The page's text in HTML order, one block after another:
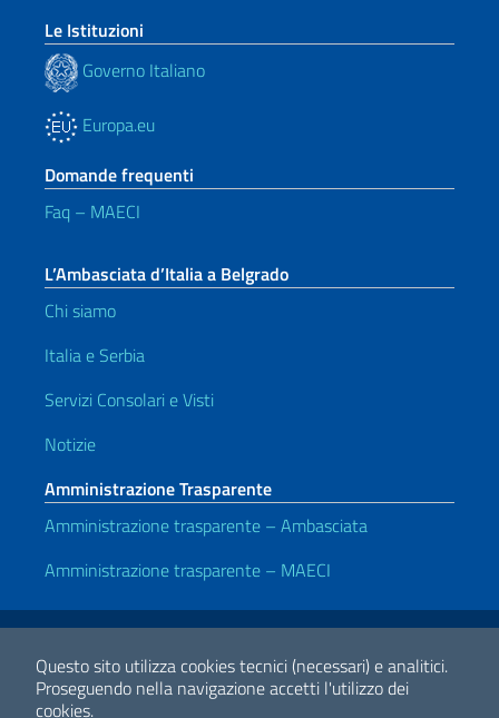
Questo sito utilizza cookies tecnici (necessari) e analitici.
Proseguendo nella navigazione accetti l'utilizzo dei
cookies.
Le Istituzioni
Governo Italiano
Europa.eu
Domande frequenti
Faq – MAECI
L’Ambasciata d’Italia a Belgrado
Chi siamo
Italia e Serbia
Servizi Consolari e Visti
Notizie
Amministrazione Trasparente
Amministrazione trasparente – Ambasciata
Amministrazione trasparente – MAECI
Link Utili